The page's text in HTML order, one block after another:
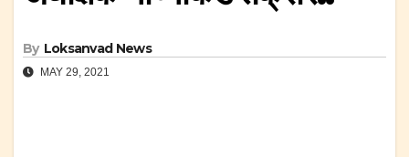
By Loksanvad News
MAY 29, 2021